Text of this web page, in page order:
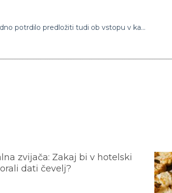
Francozi morajo od danes covidno potrdilo predložiti tudi ob vstopu v kavarne, restavracije in medkrajevne vlake
zvijača: Zakaj bi v hotelski
dati čevelj?